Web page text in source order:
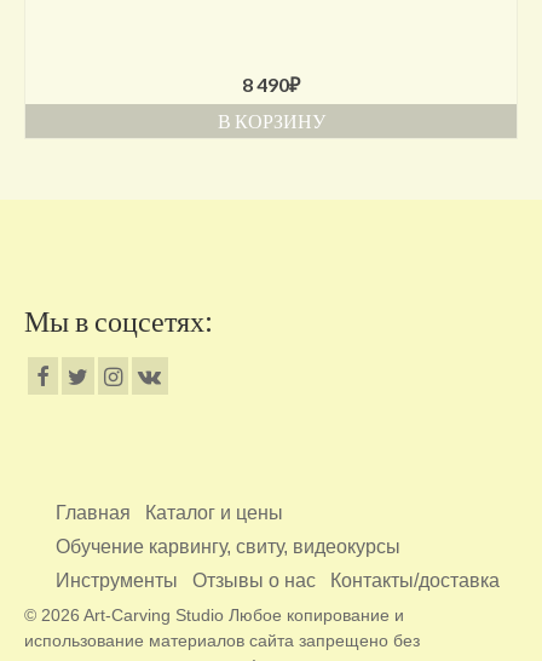
8 490₽
В КОРЗИНУ
Мы в соцсетях:
Главная
Каталог и цены
Обучение карвингу, свиту, видеокурсы
Инструменты
Отзывы о нас Контакты/доставка
© 2026 Art-Carving Studio Любое копирование и
использование материалов сайта запрещено без